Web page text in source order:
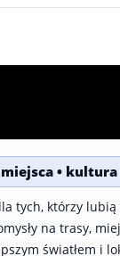
• kultura
tych, którzy
na trasy,
światłem i